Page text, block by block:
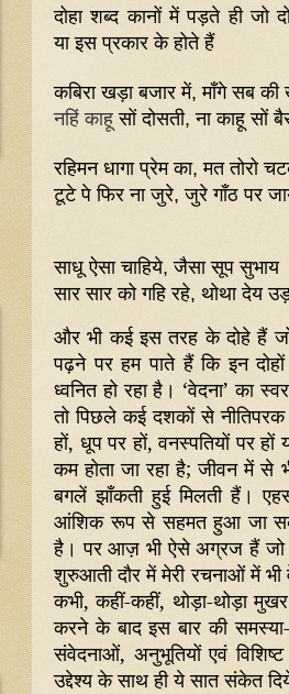
दोहा शब्द कानों में पड़ते ही जो
या इस प्रकार के होते हैं
कबिरा खड़ा बजार में,माँगे सब की
नहिं काहू सों दोसती,ना काहू सों
रहिमन धागा प्रेम का,मत तोरो
टूटे पे फिर ना जुरे,जुरे गाँठ पर
साधू ऐसा चाहिये,जैसा सूप सुभाय
सार सार को गहि रहे, थोथा देय
और भी कई इस तरह के दोहे हैं
पढ़ने पर हम पाते हैं कि इन
ध्वनित हो रहा है। ‘वेदना’ का
तो पिछले कई दशकों से नीतिपरक
हों, धूप पर हों, वनस्पतियों पर हों
कम होता जा रहा है; जीवन में से
बगलें झाँकती हुई मिलती हैं।
आंशिक रूप से सहमत हुआ जा
है। पर आज़ भी ऐसे अग्रज हैं जो
शुरुआती दौर में मेरी रचनाओं में
कभी, कहीं-कहीं, थोड़ा-थोड़ा
करने के बाद इस बार की
संवेदनाओं, अनुभूतियों एवं
उद्देश्य के साथ ही ये सात संकेत